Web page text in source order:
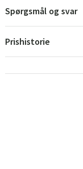
Spørgsmål og svar
Prishistorie